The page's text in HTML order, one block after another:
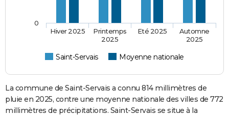
Saint-Servais Moyenne nationale
Hiver 2025
Printemps
2025
Eté 2025
Automne
2025
0
La commune de Saint-Servais a connu 814 millimètres de
pluie en 2025, contre une moyenne nationale des villes de 772
millimètres de précipitations. Saint-Servais se situe à la